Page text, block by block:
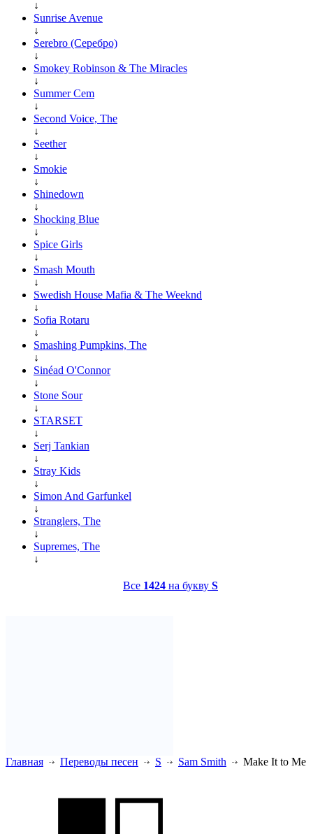
↓
Sunrise Avenue
↓
Serebro (Серебро)
↓
Smokey Robinson & The Miracles
↓
Summer Cem
↓
Second Voice, The
↓
Seether
↓
Smokie
↓
Shinedown
↓
Shocking Blue
↓
Spice Girls
↓
Smash Mouth
↓
Swedish House Mafia & The Weeknd
↓
Sofia Rotaru
↓
Smashing Pumpkins, The
↓
Sinéad O'Connor
↓
Stone Sour
↓
STARSET
↓
Serj Tankian
↓
Stray Kids
↓
Simon And Garfunkel
↓
Stranglers, The
↓
Supremes, The
↓
Все 1424 на букву S
Главная Переводы песен S Sam Smith Make It to Me